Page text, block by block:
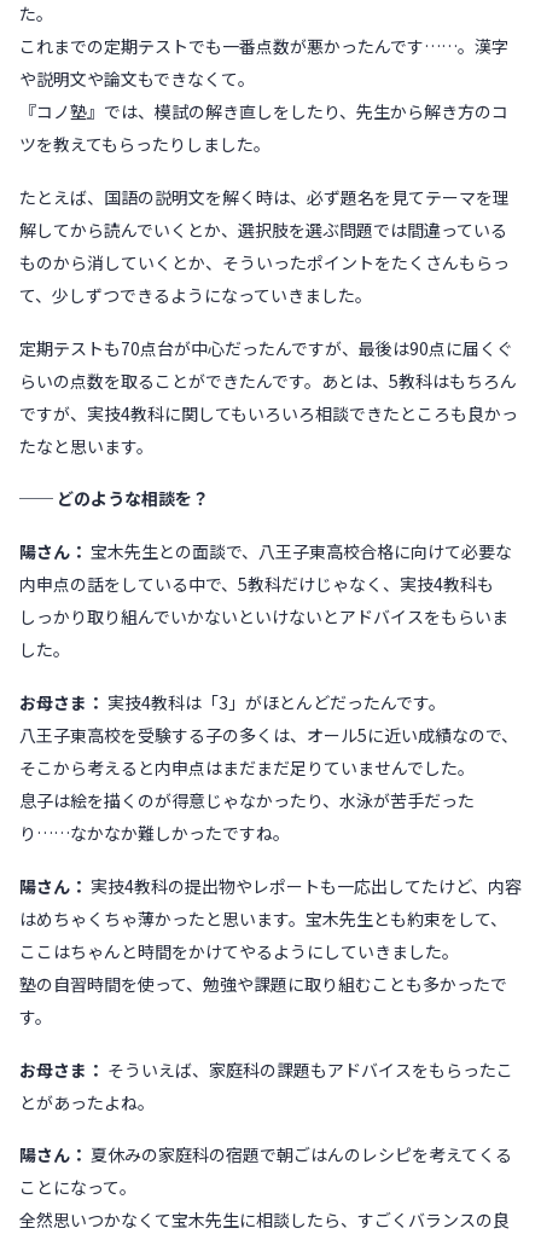
た。
これまでの定期テストでも一番点数が悪かったんです……。漢字
や説明文や論文もできなくて。
『コノ塾』では、模試の解き直しをしたり、先生から解き方のコ
ツを教えてもらったりしました。
たとえば、国語の説明文を解く時は、必ず題名を見てテーマを理
解してから読んでいくとか、選択肢を選ぶ問題では間違っている
ものから消していくとか、そういったポイントをたくさんもらっ
て、少しずつできるようになっていきました。
定期テストも70点台が中心だったんですが、最後は90点に届くぐ
らいの点数を取ることができたんです。あとは、5教科はもちろん
ですが、実技4教科に関してもいろいろ相談できたところも良かっ
たなと思います。
── どのような相談を？
陽さん： 宝木先生との面談で、八王子東高校合格に向けて必要な
内申点の話をしている中で、5教科だけじゃなく、実技4教科も
しっかり取り組んでいかないといけないとアドバイスをもらいま
した。
お母さま： 実技4教科は「3」がほとんどだったんです。
八王子東高校を受験する子の多くは、オール5に近い成績なので、
そこから考えると内申点はまだまだ足りていませんでした。
息子は絵を描くのが得意じゃなかったり、水泳が苦手だった
り……なかなか難しかったですね。
陽さん： 実技4教科の提出物やレポートも一応出してたけど、内容
はめちゃくちゃ薄かったと思います。宝木先生とも約束をして、
ここはちゃんと時間をかけてやるようにしていきました。
塾の自習時間を使って、勉強や課題に取り組むことも多かったで
す。
お母さま： そういえば、家庭科の課題もアドバイスをもらったこ
とがあったよね。
陽さん： 夏休みの家庭科の宿題で朝ごはんのレシピを考えてくる
ことになって。
全然思いつかなくて宝木先生に相談したら、すごくバランスの良